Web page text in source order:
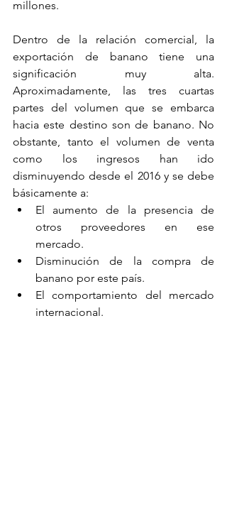
millones.
Dentro de la relación comercial, la
exportación de banano tiene una
significación muy alta.
Aproximadamente, las tres cuartas
partes del volumen que se embarca
hacia este destino son de banano. No
obstante, tanto el volumen de venta
como los ingresos han ido
disminuyendo desde el 2016 y se debe
básicamente a:
El aumento de la presencia de
otros proveedores en ese
mercado.
Disminución de la compra de
banano por este país.
El comportamiento del mercado
internacional.